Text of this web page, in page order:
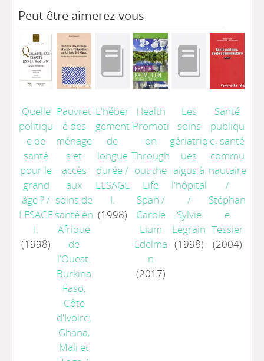
Peut-être aimerez-vous
Quelle
politiqu
e de
santé
pour le
grand
âge ?/
LESAGE
I.
(1998)
Pauvret
é des
ménage
s et
accès
aux
soins de
santé en
Afrique
de
l'Ouest.
Burkina
Faso,
Côte
d'Ivoire,
Ghana,
Mali et
L'héber
gement
de
longue
durée/
LESAGE
I.
(1998)
Health
Promoti
on
Through
out the
Life
Span /
Carole
Lium
Edelma
n
(2017)
Les
soins
gériatriq
ues
aigus à
l'hôpital
/
Sylvie
Legrain
(1998)
Santé
publiqu
e, santé
commu
nautaire
/
Stéphan
e
Tessier
(2004)